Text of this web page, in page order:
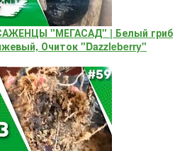
"МЕГАСАД" | Белый гриб
Очиток "Dazzleberry"